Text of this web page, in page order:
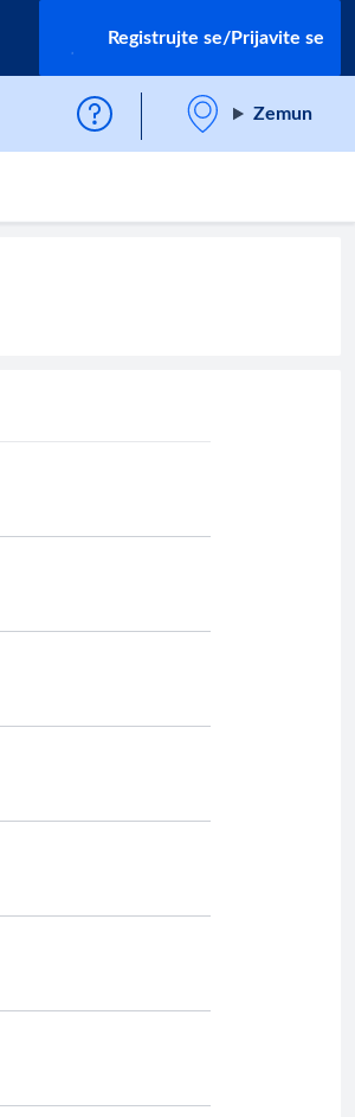
Registrujte se/Prijavite se
Zemun